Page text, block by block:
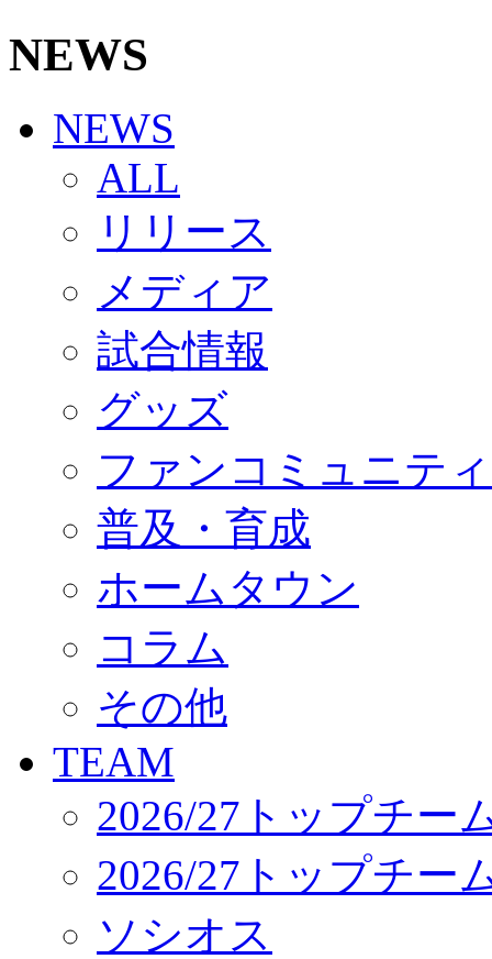
Jリーグ運営管理規定
写真・動画使用ガイドライン
SCHEDULE
2026/27
練習見学時のファンサービスについて
TICKET
奈良クラブ明治安田J3リーグ2026/27シーズン試
奈良クラブ明治安田Ｊ3リーグ 2026/27シーズン「
観戦ルール＆マナー
2026/27ファンコミュニティ
サポートショップ
GOODS
オフィシャルストア（実店舗）
オンラインストア
ACADEMY
アカデミーについて
コーチ&スタッフ
ジュニア
ジュニアユース
ユース
練習拠点（ナラディーア）
SCHOOL
CLUB
パートナー募集
クラブ理念
サステナビリティ
Web制作支援
応援プロジェクト
NEWS
NEWS
ALL
リリース
メディア
試合情報
グッズ
ファンコミュニティ
普及・育成
ホームタウン
コラム
その他
TEAM
2026/27トップチー
2026/27トップチー
ソシオス